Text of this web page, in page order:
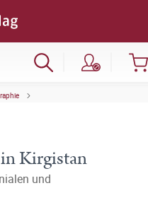
Kirgistan
und